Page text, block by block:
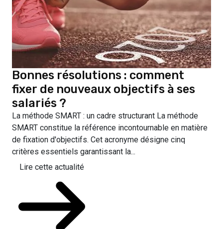
Bonnes résolutions : comment
fixer de nouveaux objectifs à ses
salariés ?
La méthode SMART : un cadre structurant La méthode
SMART constitue la référence incontournable en matière
de fixation d'objectifs. Cet acronyme désigne cinq
critères essentiels garantissant la...
Lire cette actualité